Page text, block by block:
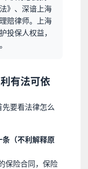
》、深谙上海
赔律师。上海
投保人权益，
有法可依
要看法律怎么
条（不利解释原
保险合同，保险